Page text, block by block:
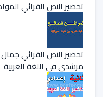
تحضير النص القرائي
تحضير النص القرائي جمال
مرشدي في اللغة العربية